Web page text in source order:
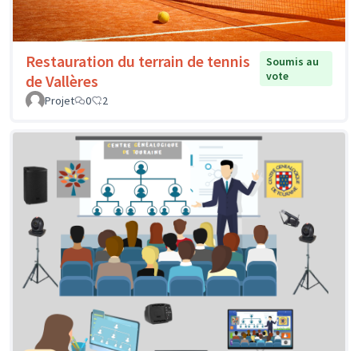
Restauration du terrain de tennis
de Vallères
Soumis au
vote
Projet
0 2